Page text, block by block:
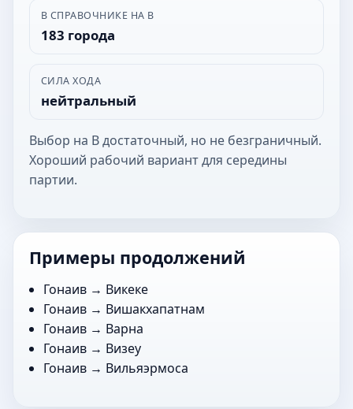
В СПРАВОЧНИКЕ НА В
183 города
СИЛА ХОДА
нейтральный
Выбор на В достаточный, но не безграничный.
Хороший рабочий вариант для середины
партии.
Примеры продолжений
Гонаив → Викеке
Гонаив → Вишакхапатнам
Гонаив → Варна
Гонаив → Визеу
Гонаив → Вильяэрмоса